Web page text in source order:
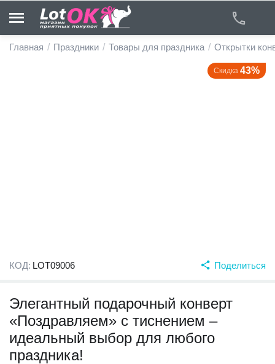
Главная / Праздники / Товары для праздника / Открытки
Скидка 43%
КОД: LOT09006 Поделиться
Элегантный подарочный конверт
«Поздравляем» с тиснением –
идеальный выбор для любого
праздника!